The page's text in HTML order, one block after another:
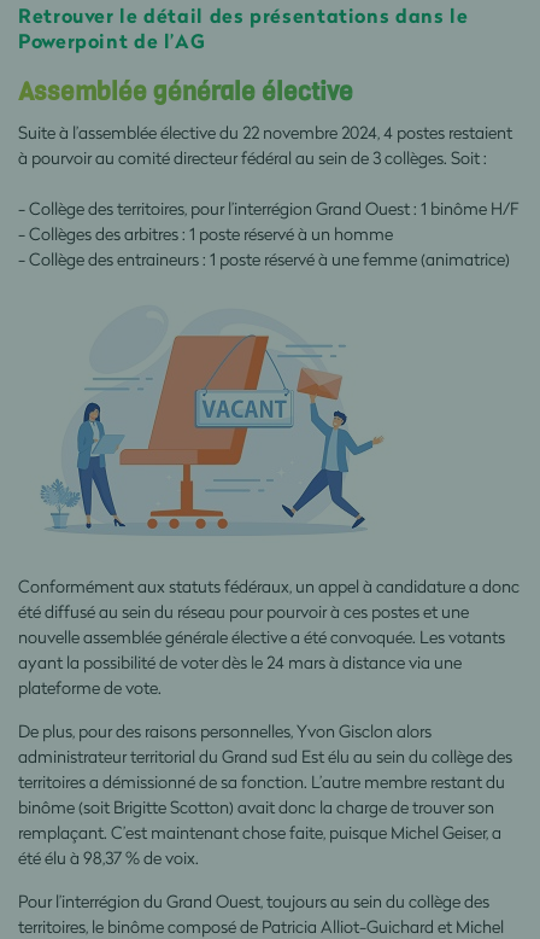
Retrouver le détail des présentations dans le
Powerpoint de l’AG
Assemblée générale élective
Suite à l’assemblée élective du 22 novembre 2024, 4 postes restaient
à pourvoir au comité directeur fédéral au sein de 3 collèges. Soit :
- Collège des territoires, pour l’interrégion Grand Ouest : 1 binôme H/F
- Collèges des arbitres : 1 poste réservé à un homme
- Collège des entraineurs : 1 poste réservé à une femme (animatrice)
Conformément aux statuts fédéraux, un appel à candidature a donc
été diffusé au sein du réseau pour pourvoir à ces postes et une
nouvelle assemblée générale élective a été convoquée. Les votants
ayant la possibilité de voter dès le 24 mars à distance via une
plateforme de vote.
De plus, pour des raisons personnelles, Yvon Gisclon alors
administrateur territorial du Grand sud Est élu au sein du collège des
territoires a démissionné de sa fonction. L’autre membre restant du
binôme (soit Brigitte Scotton) avait donc la charge de trouver son
remplaçant. C’est maintenant chose faite, puisque Michel Geiser, a
été élu à 98,37 % de voix.
Pour l’interrégion du Grand Ouest, toujours au sein du collège des
territoires, le binôme composé de Patricia Alliot-Guichard et Michel